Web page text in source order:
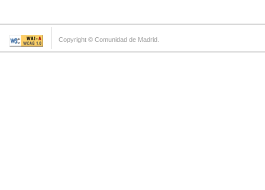
Copyright © Comunidad de Madrid.